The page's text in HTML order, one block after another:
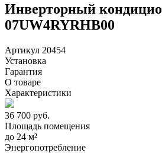
Инверторный
07UW4RYRHB00
Артикул 20454
Установка
Гарантия
О товаре
Характеристики
36 700 руб.
Площадь помещения
до 24 м²
Энергопотребление